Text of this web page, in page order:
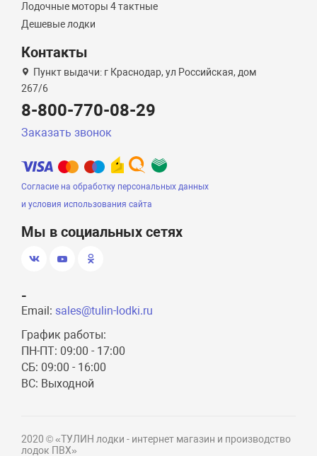
Лодочные моторы 4 тактные
Дешевые лодки
Контакты
Пункт выдачи: г Краснодар, ул Российская, дом
267/6
8-800-770-08-29
Заказать звонок
Согласие на обработку персональных данных
и условия использования сайта
Мы в социальных сетях
-
Email: sales@tulin-lodki.ru
График работы:
ПН-ПТ: 09:00 - 17:00
СБ: 09:00 - 16:00
ВС: Выходной
2020 © «ТУЛИН лодки - интернет магазин и производство
лодок ПВХ»